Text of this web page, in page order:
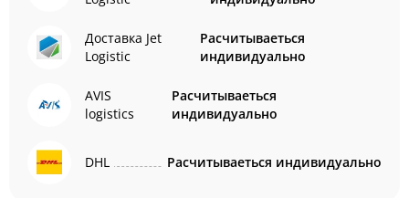
Доставка Jet
Logistic
Расчитываеться
индивидуально
AVIS
logistics
Расчитываеться
индивидуально
DHL Расчитываеться индивидуально